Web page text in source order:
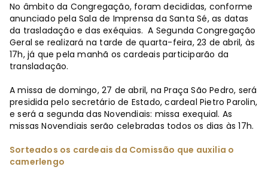
No âmbito da Congregação, foram decididas, conforme
anunciado pela Sala de Imprensa da Santa Sé, as datas
da trasladação e das exéquias. A Segunda Congregação
Geral se realizará na tarde de quarta-feira, 23 de abril, às
17h, já que pela manhã os cardeais participarão da
transladação.
A missa de domingo, 27 de abril, na Praça São Pedro, será
presidida pelo secretário de Estado, cardeal Pietro Parolin,
e será a segunda das Novendiais: missa exequial. As
missas Novendiais serão celebradas todos os dias às 17h.
Sorteados os cardeais da Comissão que auxilia o
camerlengo